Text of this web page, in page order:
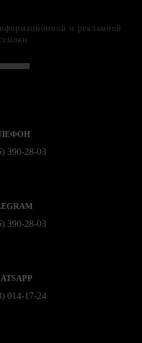
и рекламной
390-28-03
390-28-03
014‑17‑24